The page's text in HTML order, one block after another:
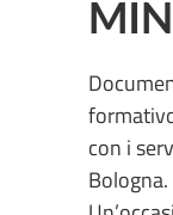
con i
Bologna.